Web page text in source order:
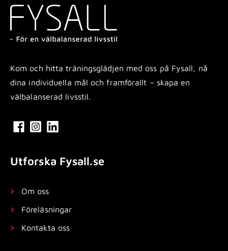
Kom och hitta träningsglädjen med oss på Fysall, nå
dina individuella mål och framförallt – skapa en
välbalanserad livsstil.
Utforska Fysall.se
Om oss
Föreläsningar
Kontakta oss